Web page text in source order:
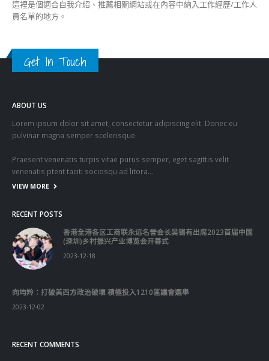
pulvinar magna semper scelerisque.
Praesent venenatis turpis vitae purus semper, eget sagittis velit
VIEW MORE
RECENT POSTS
2023-12-18
向均羚：打破美西方政治破壞 積極投入1210區議會選舉
TAGS